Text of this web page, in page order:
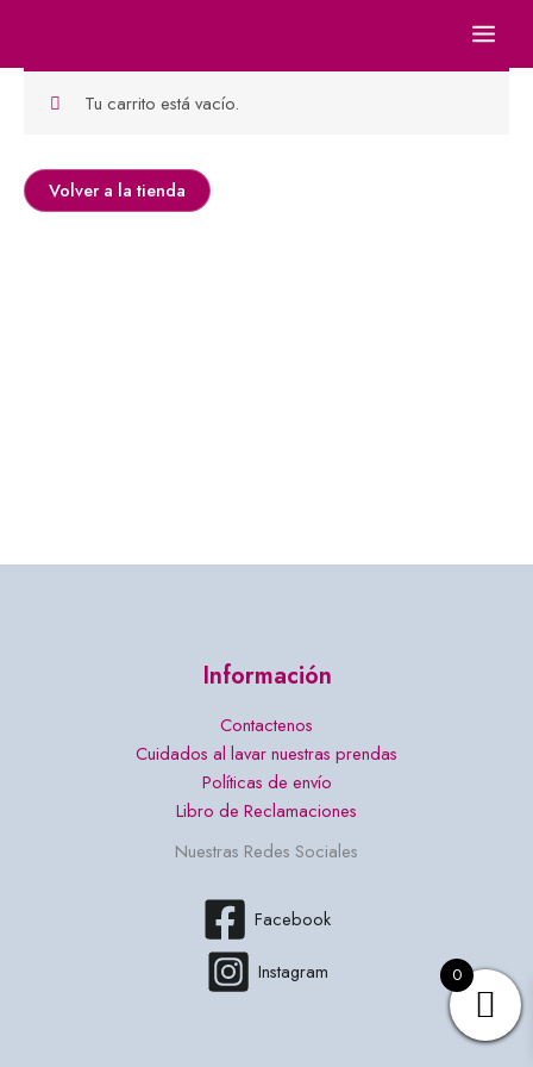
contenido
Tu carrito está vacío.
Volver a la tienda
Información
Contactenos
Cuidados al lavar nuestras prendas
Políticas de envío
Libro de Reclamaciones
Nuestras Redes Sociales
Facebook
Instagram 0